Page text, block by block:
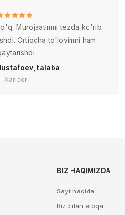
Murojaatimni tezda ko'rib
Ortiqcha to'lovimni ham
talaba
Xaridor
BIZ HAQIMIZDA
Sayt haqida
Biz bilan aloqa